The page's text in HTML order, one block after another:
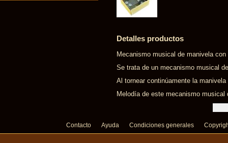
Detalles productos
Mecanismo musical de manivela
Se trata de un mecanismo musical
Al tornear continúamente la
Melodía de este mecanismo
Contacto Ayuda Condiciones generales